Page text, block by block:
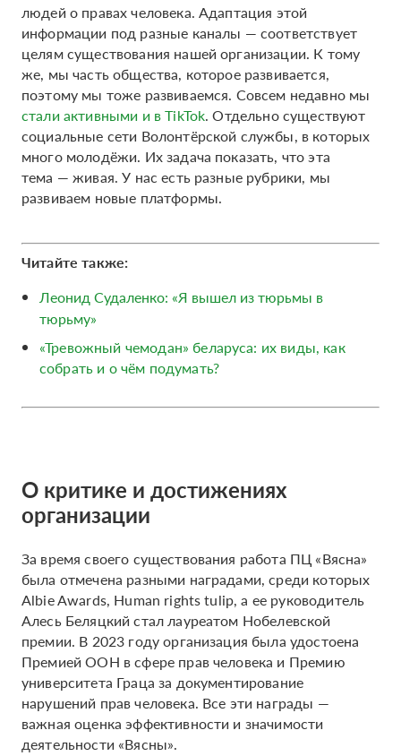
людей о правах человека. Адаптация этой
информации под разные каналы — соответствует
целям существования нашей организации. К тому
же, мы часть общества, которое развивается,
поэтому мы тоже развиваемся. Совсем недавно мы
стали активными и в TikTok. Отдельно существуют
социальные сети Волонтёрской службы, в которых
много молодёжи. Их задача показать, что эта
тема — живая. У нас есть разные рубрики, мы
развиваем новые платформы.
Читайте также:
Леонид Судаленко: «Я вышел из тюрьмы в
тюрьму»
«Тревожный чемодан» беларуса: их виды, как
собрать и о чём подумать?
О критике и достижениях
организации
За время своего существования работа ПЦ «Вясна»
была отмечена разными наградами, среди которых
Albie Awards, Human rights tulip, а ее руководитель
Алесь Беляцкий стал лауреатом Нобелевской
премии. В 2023 году организация была удостоена
Премией ООН в сфере прав человека и Премию
университета Граца за документирование
нарушений прав человека. Все эти награды —
важная оценка эффективности и значимости
деятельности «Вясны».